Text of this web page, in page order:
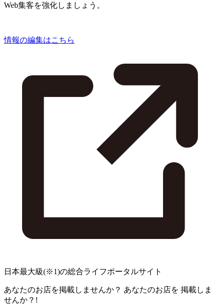
Web集客を強化しましょう。
情報の編集はこちら
日本最大級(※1)の総合ライフポータルサイト
あなたのお店を掲載しませんか？ あなたのお店を 掲載しま
せんか？!